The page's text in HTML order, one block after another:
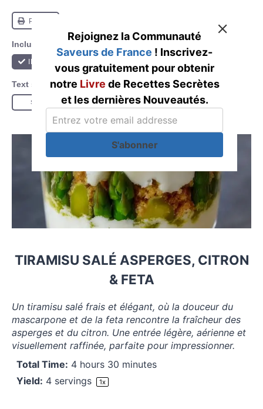
TIRAMISU SALÉ ASPERGES, CITRON
& FETA
Un tiramisu salé frais et élégant, où la douceur du
mascarpone et de la feta rencontre la fraîcheur des
asperges et du citron. Une entrée légère, aérienne et
visuellement raffinée, parfaite pour impressionner.
Total Time: 4 hours 30 minutes
Yield: 4 servings 1x
Rejoignez la Communauté
Saveurs de France ! Inscrivez-
vous gratuitement pour obtenir
notre Livre de Recettes Secrètes
et les dernières Nouveautés.
S'abonner